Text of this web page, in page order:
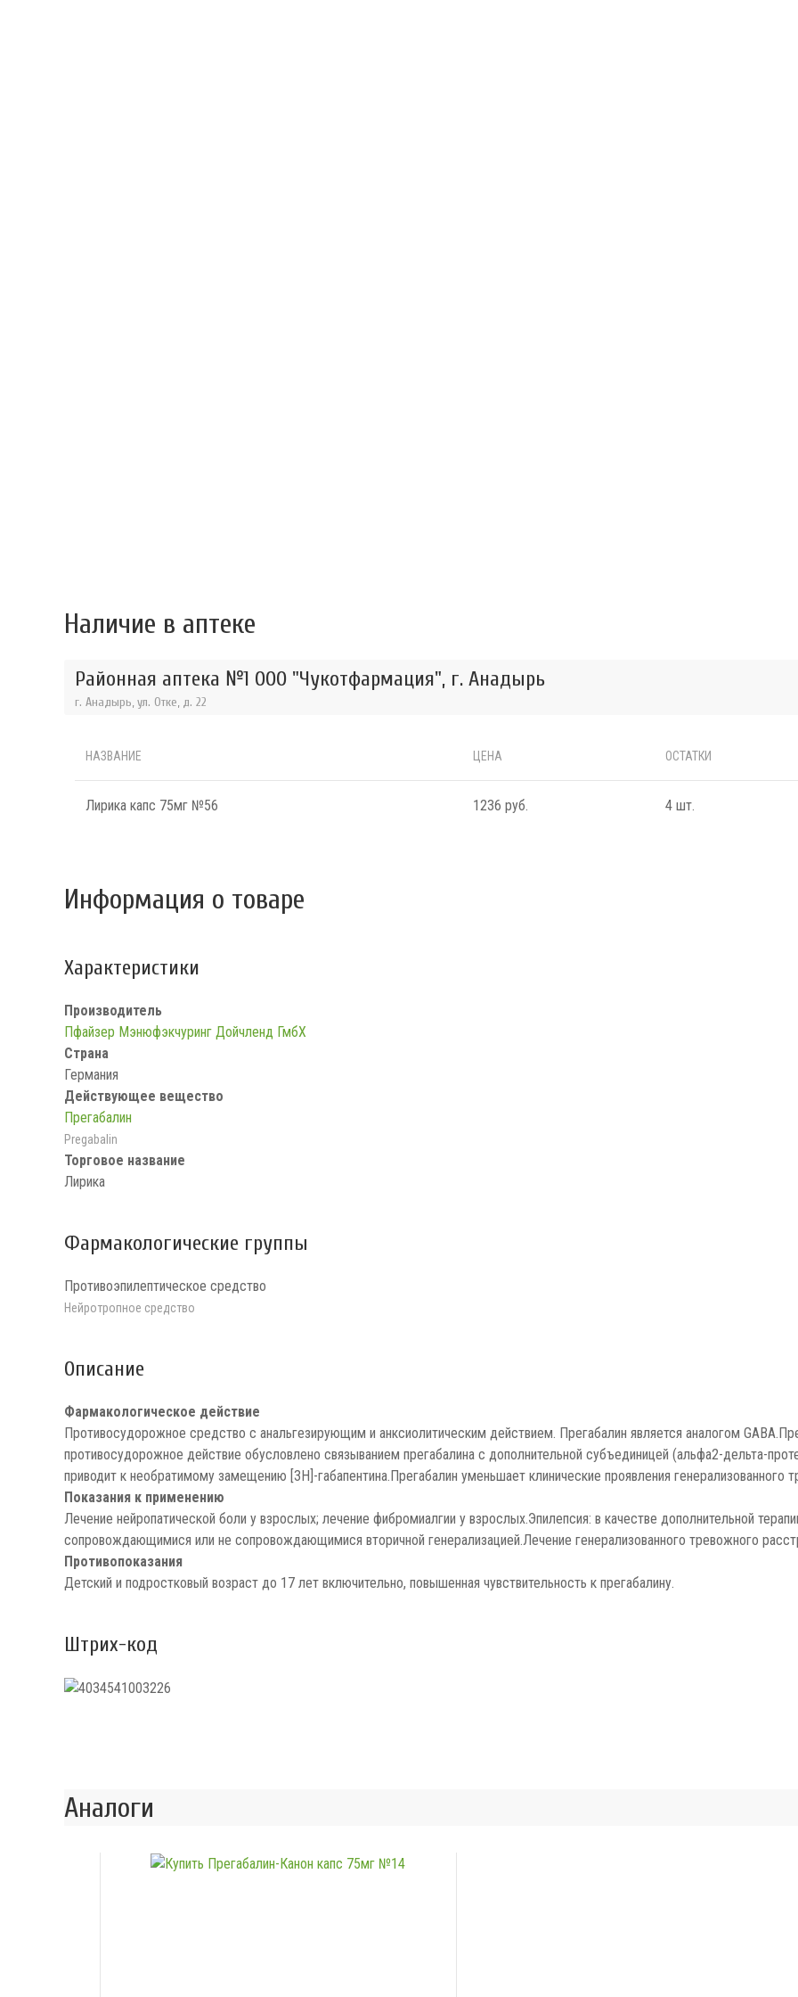
Наличие в аптеке
Районная аптека №1 ООО "Чукотфармация", г. Анадырь
г. Анадырь, ул. Отке, д. 22
НАЗВАНИЕ ЦЕНА ОСТАТКИ
Лирика капс 75мг №56 1236 руб. 4 шт.
Информация о товаре
Характеристики
Производитель
Пфайзер Мэнюфэкчуринг Дойчленд ГмбХ
Страна
Германия
Действующее вещество
Прегабалин
Pregabalin
Торговое название
Лирика
Фармакологические группы
Противоэпилептическое средство
Нейротропное средство
Описание
Фармакологическое действие
Противосудорожное средство с анальгезирующим и анксиолитическим действием. Прегабалин является аналогом
противосудорожное действие обусловлено связыванием прегабалина с дополнительной субъединицей (альфа2-дельта-
приводит к необратимому замещению [3H]-габапентина.Прегабалин уменьшает клинические проявления генерализованного
Показания к применению
Лечение нейропатической боли у взрослых; лечение фибромиалгии у взрослых.Эпилепсия: в качестве дополнительной
сопровождающимися или не сопровождающимися вторичной генерализацией.Лечение генерализованного тревожного
Противопоказания
Детский и подростковый возраст до 17 лет включительно, повышенная чувствительность к прегабалину.
Штрих-код
Аналоги